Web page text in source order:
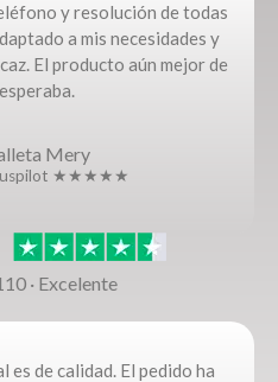
y resolución de todas
a mis necesidades y
El producto aún mejor de
Mery
★★★★★
· Excelente
es de calidad. El pedido ha